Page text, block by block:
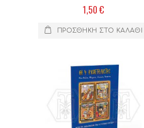
1,50 €
ΠΡΟΣΘΉΚΗ ΣΤΟ ΚΑΛΆΘΙ